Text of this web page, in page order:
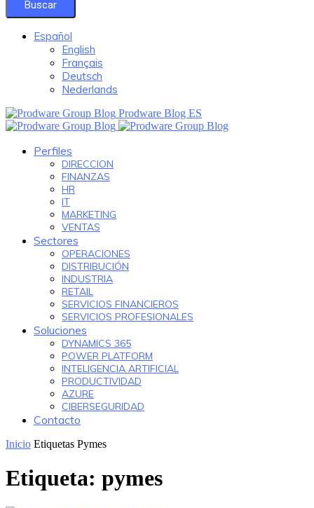
Español
English
Français
Deutsch
Nederlands
Prodware Blog ES
Perfiles
DIRECCION
FINANZAS
HR
IT
MARKETING
VENTAS
Sectores
OPERACIONES
DISTRIBUCIÓN
INDUSTRIA
RETAIL
SERVICIOS FINANCIEROS
SERVICIOS PROFESIONALES
Soluciones
DYNAMICS 365
POWER PLATFORM
INTELIGENCIA ARTIFICIAL
PRODUCTIVIDAD
AZURE
CIBERSEGURIDAD
Contacto
Inicio Etiquetas Pymes
Etiqueta: pymes